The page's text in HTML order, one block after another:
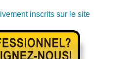
inscrits sur le site